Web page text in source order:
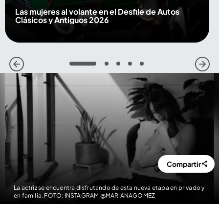
Las mujeres al volante en el Desfile de Autos
Clásicos y Antiguos 2026
1 2 3 4 5
La actriz se encuentra disfrutando de esta nueva etapa en privado y
en familia. FOTO: INSTAGRAM @MARIANAGOMEZ
Compartir